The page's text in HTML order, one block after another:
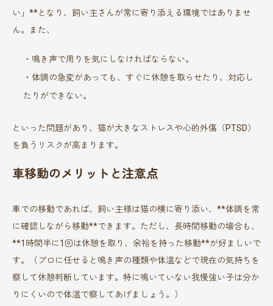
い」**となり、飼い主さんが常に寄り添える環境ではありませ
ん。また、
・鳴き声で周りを気にしなければならない。
・体調の急変があっても、すぐに休憩を取らせたり、対応し
たりができない。
といった問題があり、猫が大きなストレスや心的外傷（PTSD）
を負うリスクが高まります。
車移動のメリットと注意点
車での移動であれば、飼い主様は猫の横に寄り添い、**体調を常
に確認しながら移動**できます。ただし、長時間移動の場合も、
**1時間半に1回は休憩を取り、余裕を持った移動**が好ましいで
す。（プロに任せると鳴き声の種類や体温などで現在の気持ちを
察して休憩判断しています。特に鳴いていない我慢強い子は分か
りにくいので体温で察してあげましょう。）